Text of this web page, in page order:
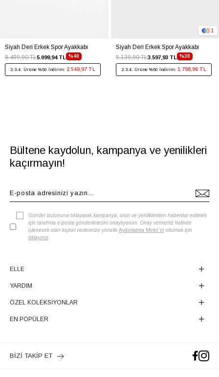
Siyah Deri Erkek Spor Ayakkabı
%40
5.099,94 TL
8.499,90 TL
2.3.4. Ürüne %50 İndirim: 2.549,97 TL
Siyah Deri Erkek Spor Ayakkabı
%30
3.597,93 TL
5.139,90 TL
2.3.4. Ürüne %50 İndirim: 1.798,96 TL
1
Bültene kaydolun, kampanya ve yenilikleri
kaçırmayın!
Gönder butonuna tıklayarak kampanya, ürün ve yeniliklerden haberdar edilmek
için tarafıma e-posta gönderilmesini onaylıyorum. Onay vermeniz halinde
işlenecek olan kişisel verilerinize yönelik Aydınlatma Metni'ni okumak için
tıklayınız
ELLE
YARDIM
ÖZEL KOLEKSİYONLAR
EN POPÜLER
BİZİ TAKİP ET